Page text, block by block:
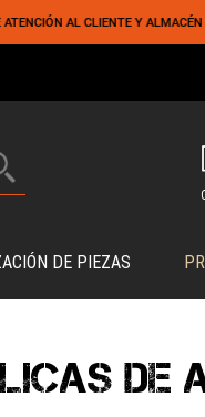
AL CLIENTE Y ALMACÉN EN
DE PIEZAS
DE